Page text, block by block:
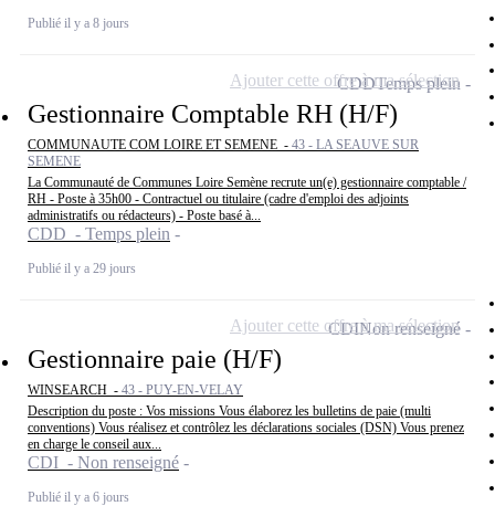
Publié il y a 8 jours
Gestionnaire Comptable RH (H/F)
COMMUNAUTE COM LOIRE ET SEMENE - 43 - LA SEAUVE SUR
SEMENE
La Communauté de Communes Loire Semène recrute un(e) gestionnaire comptable /
RH - Poste à 35h00 - Contractuel ou titulaire (cadre d'emploi des adjoints
administratifs ou rédacteurs) - Poste basé à...
CDD - Temps plein
Publié il y a 29 jours
CDDTemps plein
Ajouter cette offre à ma sélection
Gestionnaire paie (H/F)
WINSEARCH - 43 - PUY-EN-VELAY
Description du poste : Vos missions Vous élaborez les bulletins de paie (multi
conventions) Vous réalisez et contrôlez les déclarations sociales (DSN) Vous prenez
en charge le conseil aux...
CDI - Non renseigné
Publié il y a 6 jours
CDINon renseigné
Ajouter cette offre à ma sélection